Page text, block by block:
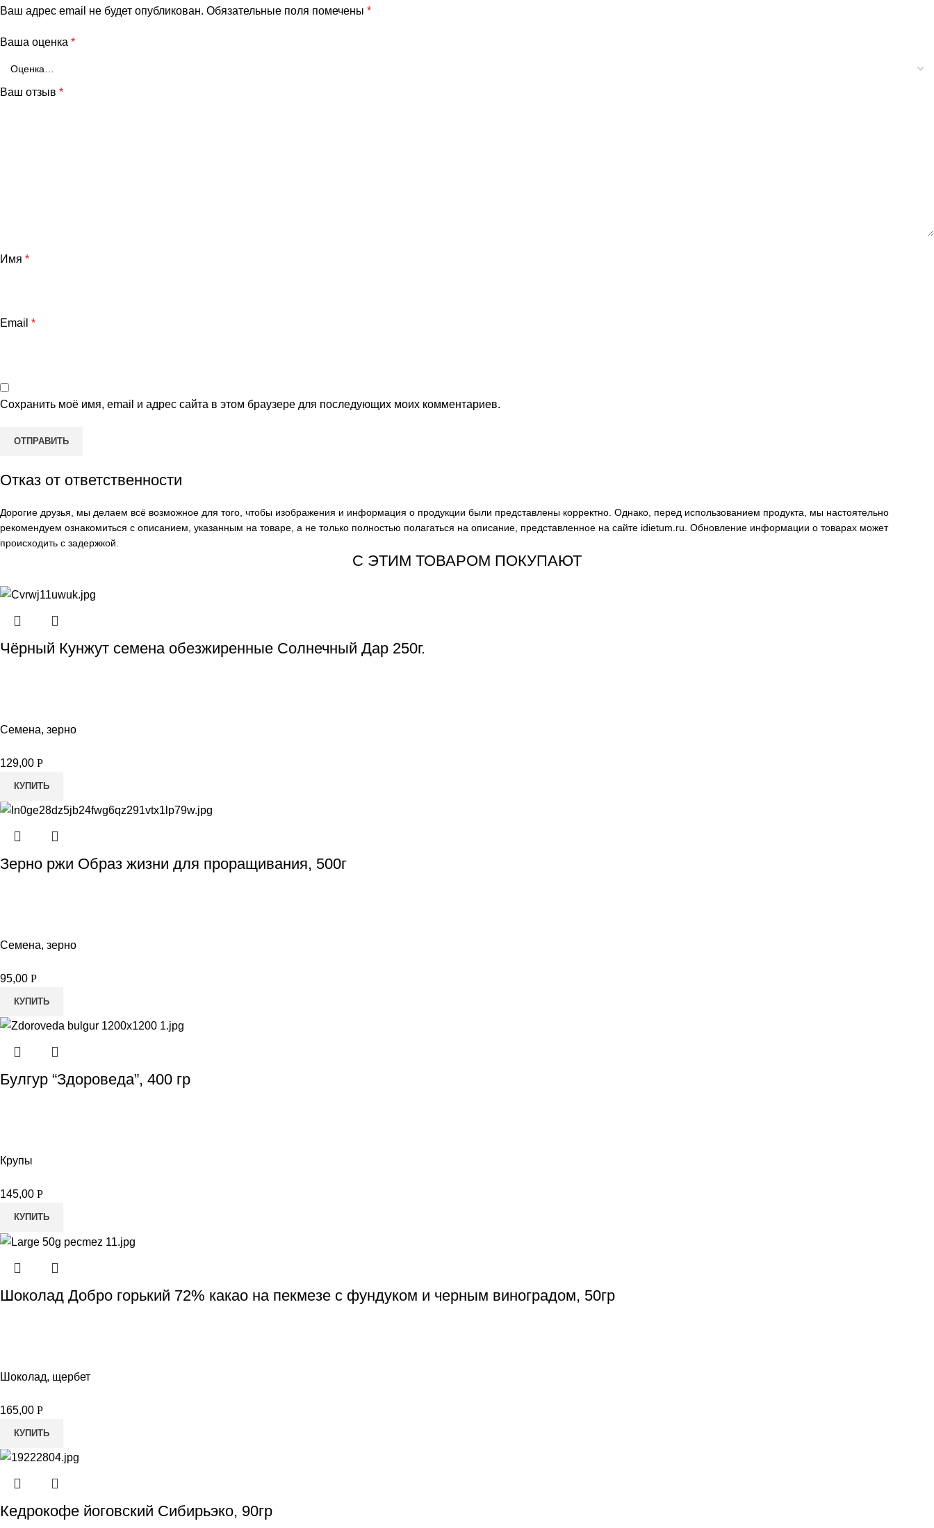
Ваш адрес email не будет опубликован. Обязательные поля помечены *
Ваша оценка *
Ваш отзыв *
Имя *
Email *
Сохранить моё имя, email и адрес сайта в этом браузере для последующих моих комментариев.
Отказ от ответственности
Дорогие друзья, мы делаем всё возможное для того, чтобы изображения и информация о продукции были представлены корректно. Однако, перед использованием продукта, мы настоятельно
рекомендуем ознакомиться с описанием, указанным на товаре, а не только полностью полагаться на описание, представленное на сайте idietum.ru . Обновление информации о товарах может
происходить с задержкой.
С ЭТИМ ТОВАРОМ ПОКУПАЮТ
Чёрный Кунжут семена обезжиренные Солнечный Дар 250г.
Семена, зерно
129,00 Р
КУПИТЬ
Зерно ржи Образ жизни для проращивания, 500г
Семена, зерно
95,00 Р
КУПИТЬ
Булгур “Здороведа”, 400 гр
Крупы
145,00 Р
КУПИТЬ
Шоколад Добро горький 72% какао на пекмезе с фундуком и черным виноградом, 50гр
Шоколад, щербет
165,00 Р
КУПИТЬ
Кедрокофе йоговский Сибирьэко, 90гр